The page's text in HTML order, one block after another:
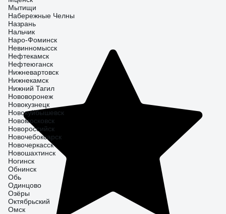
Мытищи
Набережные Челны
Назрань
Нальчик
Наро-Фоминск
Невинномысск
Нефтекамск
Нефтеюганск
Нижневартовск
Нижнекамск
Нижний Тагил
Нововоронеж
Новокузнецк
Новокуйбышевск
Новомосковск
Новороссийск
Новочебоксарск
Новочеркасск
Новошахтинск
Ногинск
Обнинск
Обь
Одинцово
Озёры
Октябрьский
Омск